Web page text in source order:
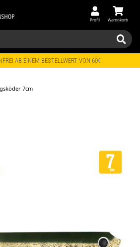
Profil Warenkorb
AB EINEM BESTELLWERT VON 60€
7cm